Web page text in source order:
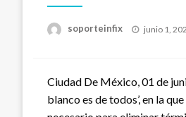
soporteinfix
Publicado
junio 1,
Ciudad De México, 01 de
blanco es de todos’, en la